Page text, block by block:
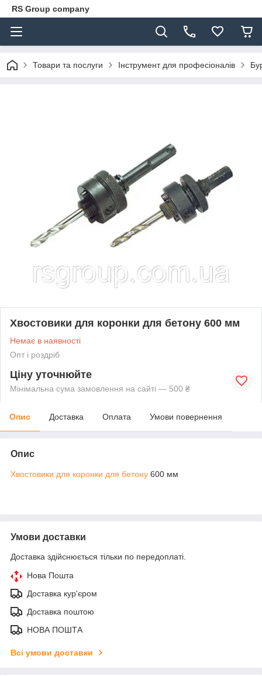
RS Group company
Товари та послуги Інструмент для професіоналів
Хвостовики для коронки для бетону 600 мм
Немає в наявності
Опт і роздріб
Ціну уточнюйте
Мінімальна сума замовлення на сайті — 500 ₴
Опис Доставка Оплата Умови повернення
Опис
Хвостовики для коронки для бетону 600 мм
Умови доставки
Доставка здійснюється тільки по передоплаті.
Нова Пошта
Доставка кур'єром
Доставка поштою
НОВА ПОШТА
Всі умови доставки